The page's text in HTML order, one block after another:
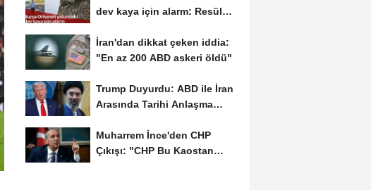
dev kaya için alarm: Resül
İran'dan dikkat çeken iddia:
"En az 200 ABD askeri öldü"
Trump Duyurdu: ABD ile İran
Arasında Tarihi Anlaşma
Muharrem İnce'den CHP
Çıkışı: "CHP Bu Kaostan